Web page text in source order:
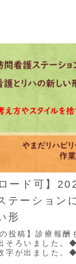
ード可】
ーション
形
投稿】診療報酬
そろいました。
字が出ました。